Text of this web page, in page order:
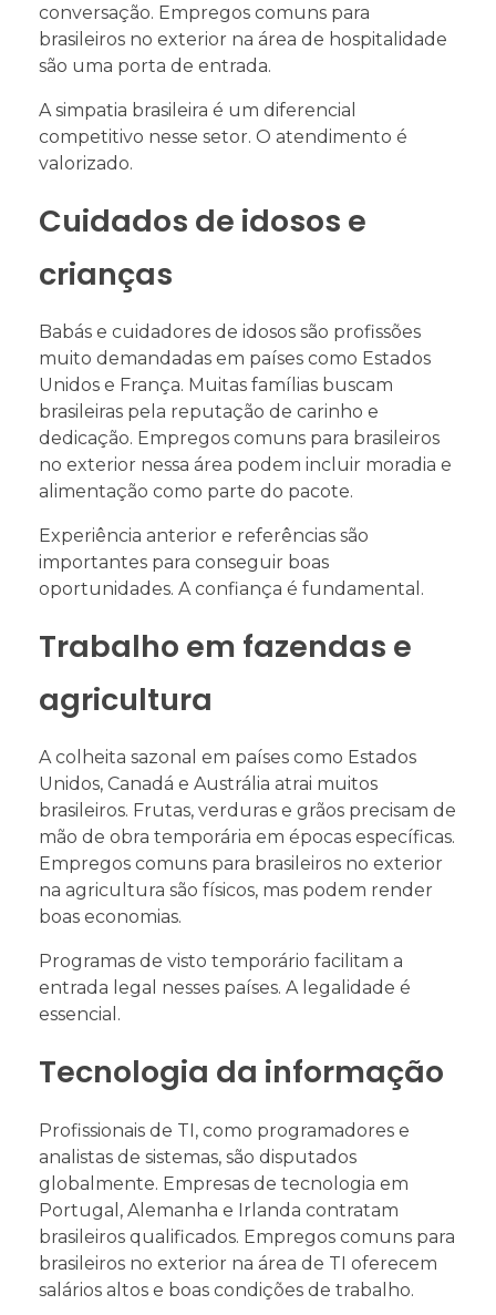
conversação. Empregos comuns para
brasileiros no exterior na área de hospitalidade
são uma porta de entrada.
A simpatia brasileira é um diferencial
competitivo nesse setor. O atendimento é
valorizado.
Cuidados de idosos e
crianças
Babás e cuidadores de idosos são profissões
muito demandadas em países como Estados
Unidos e França. Muitas famílias buscam
brasileiras pela reputação de carinho e
dedicação. Empregos comuns para brasileiros
no exterior nessa área podem incluir moradia e
alimentação como parte do pacote.
Experiência anterior e referências são
importantes para conseguir boas
oportunidades. A confiança é fundamental.
Trabalho em fazendas e
agricultura
A colheita sazonal em países como Estados
Unidos, Canadá e Austrália atrai muitos
brasileiros. Frutas, verduras e grãos precisam de
mão de obra temporária em épocas específicas.
Empregos comuns para brasileiros no exterior
na agricultura são físicos, mas podem render
boas economias.
Programas de visto temporário facilitam a
entrada legal nesses países. A legalidade é
essencial.
Tecnologia da informação
Profissionais de TI, como programadores e
analistas de sistemas, são disputados
globalmente. Empresas de tecnologia em
Portugal, Alemanha e Irlanda contratam
brasileiros qualificados. Empregos comuns para
brasileiros no exterior na área de TI oferecem
salários altos e boas condições de trabalho.